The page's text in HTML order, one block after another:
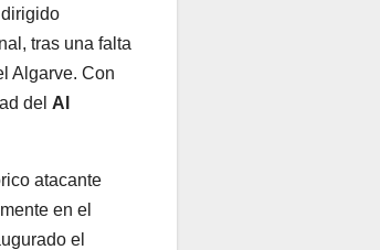
tras una falta
Algarve. Con
del Al
atacante
en el
el